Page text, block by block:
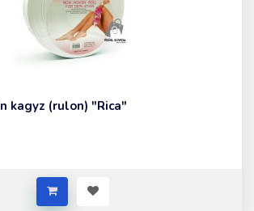
kagyz (rulon) "Rica"